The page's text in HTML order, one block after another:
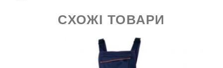
СХОЖІ ТОВАРИ